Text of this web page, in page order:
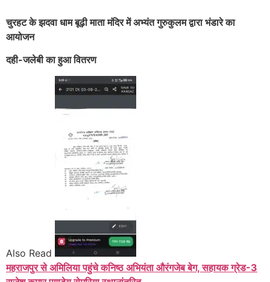
चुरहट के झदवा धाम बूढ़ी माता मंदिर में अभ्यंत गुरुकुलम द्वारा भंडारे का
आयोजन
दही-जलेबी का हुआ वितरण
Also Read
महराजपुर से अमिलिया पहुंचे कनिष्ठ अभियंता औरंगजेब बेग, सहायक ग्रेड-3